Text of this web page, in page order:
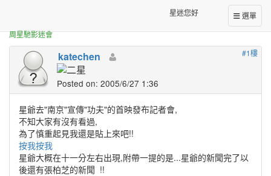
選單
星迷您好
周星馳影迷會
星爺的視頻^^"20050607
#1樓
katechen
Posted on: 2005/6/27 1:36
星爺去"南京"宣傳"功夫"的首映發布記者會,
不知大家有沒有看過,
為了慎重起見我還是貼上來吧!!
按我按我
星爺大概在十一分左右出現,附帶一提的是...星爺的新聞完了以
後還有張柏芝的新聞 !!